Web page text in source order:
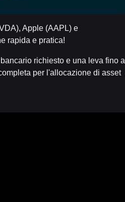
Apple (AAPL) e
rapida e pratica!
richiesto e una leva fino a
per l'allocazione di asset